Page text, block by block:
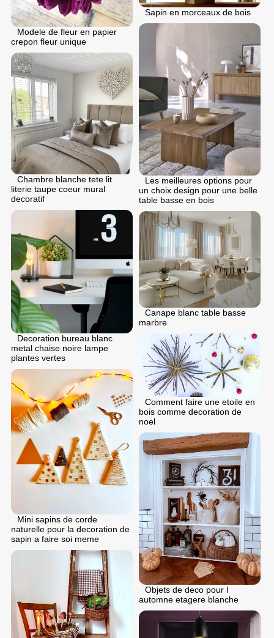
Modele de fleur en papier
crepon fleur unique
Sapin en morceaux de bois
Les meilleures options pour
un choix design pour une belle
table basse en bois
Chambre blanche tete lit
literie taupe coeur mural
decoratif
Decoration bureau blanc
metal chaise noire lampe
plantes vertes
Canape blanc table basse
marbre
Comment faire une etoile en
bois comme decoration de
noel
Mini sapins de corde
naturelle pour la decoration de
sapin a faire soi meme
Objets de deco pour l
automne etagere blanche